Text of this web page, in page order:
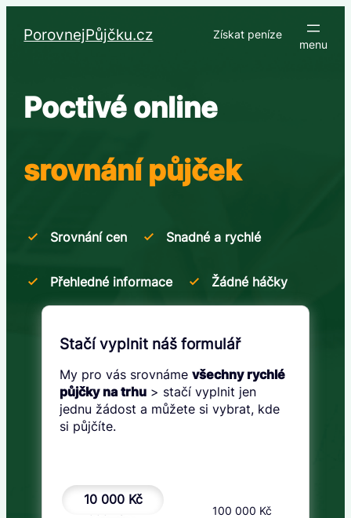
PorovnejPůjčku.cz Získat peníze
Poctivé online
srovnání půjček
Srovnání cen Snadné a rychlé
Přehledné informace Žádné háčky
Stačí vyplnit náš formulář
My pro vás srovnámevšechny rychlé
půjčky na trhu > stačí vyplnit jen
jednu žádost a můžete si vybrat, kde
si půjčíte.
10 000 Kč
100 000 Kč